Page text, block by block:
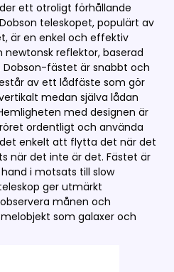
ett otroligt förhållande
teleskopet, populärt av
är en enkel och effektiv
reflektor, baserad
fästet är snabbt och
av ett lådfäste som gör
medan själva lådan
med designen är
ordentligt och använda
enkelt att flytta det när det
när det inte är det. Fästet är
i motsats till slow
ger utmärkt
månen och
som galaxer och